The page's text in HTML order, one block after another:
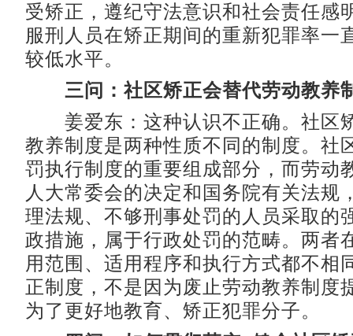
受矫正，遵纪守法意识和社会责任感
服刑人员在矫正期间的重新犯罪率一
较低水平。
三问：社区矫正会替代劳动教养
姜爱东：这种认识不正确。社区
教养制度是两种性质不同的制度。社
罚执行制度的重要组成部分，而劳动
人大常委会的决定和国务院有关法规
理法规、不够刑事处罚的人员采取的
政措施，属于行政处罚的范畴。两者
用范围、适用程序和执行方式都不相
正制度，不是因为废止劳动教养制度
为了更好地教育、矫正犯罪分子。